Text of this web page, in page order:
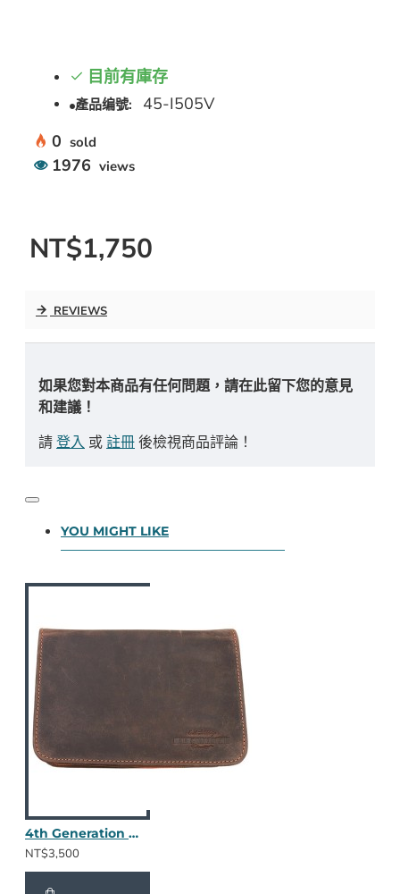
目前有庫存
產品编號:
45-I505V
0 sold
1976 views
NT$1,750
REVIEWS
如果您對本商品有任何問題，請在此留下您的意見
和建議！
請登入 或註冊後檢視商品評論！
YOU MIGHT LIKE
4th Generation 三斗包 (棕色皮革)
NT$3,500